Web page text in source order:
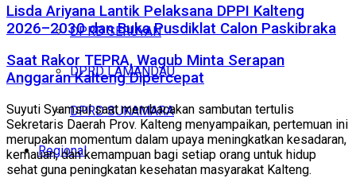
DPRD SERUYAN
DPRD LAMANDAU
DPRD SUKAMARA
Regional
Lisda Ariyana Lantik Pelaksana DPPI Kalteng
2026–2030 dan Buka Pusdiklat Calon Paskibraka
Saat Rakor TEPRA, Wagub Minta Serapan
Anggaran Kalteng Dipercepat
Suyuti Syamsul saat membacakan sambutan tertulis
Sekretaris Daerah Prov. Kalteng menyampaikan, pertemuan ini
merupakan momentum dalam upaya meningkatkan kesadaran,
kemauan, dan kemampuan bagi setiap orang untuk hidup
sehat guna peningkatan kesehatan masyarakat Kalteng.